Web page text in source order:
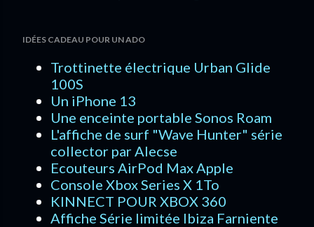
IDÉES CADEAU POUR UN ADO
Trottinette électrique Urban Glide
100S
Un iPhone 13
Une enceinte portable Sonos Roam
L'affiche de surf "Wave Hunter" série
collector par Alecse
Ecouteurs AirPod Max Apple
Console Xbox Series X 1To
KINNECT POUR XBOX 360
Affiche Série limitée Ibiza Farniente